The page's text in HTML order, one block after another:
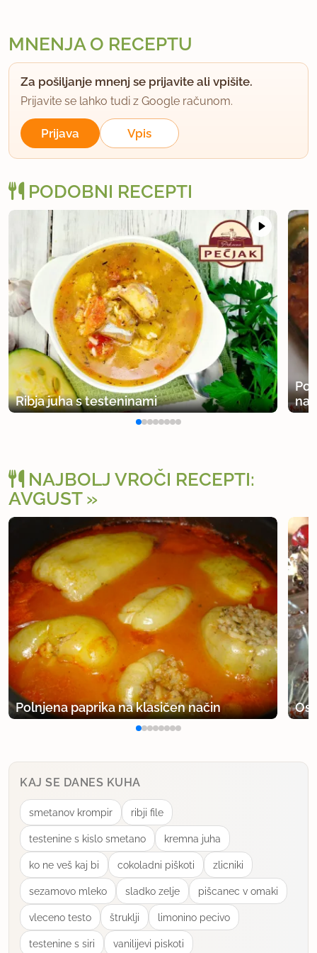
MNENJA O RECEPTU
Za pošiljanje mnenj se prijavite ali vpišite.
Prijavite se lahko tudi z Google računom.
Prijava Vpis
PODOBNI RECEPTI
Ribja juha s testeninami
NAJBOLJ VROČI RECEPTI:
AVGUST
Polnjena paprika na klasičen način
KAJ SE DANES KUHA
smetanov krompir ribji file
testenine s kislo smetano kremna juha
ko ne veš kaj bi cokoladni piškoti zlicniki
sezamovo mleko sladko zelje pišcanec v omaki
vleceno testo štruklji limonino pecivo
testenine s siri vanilijevi piskoti